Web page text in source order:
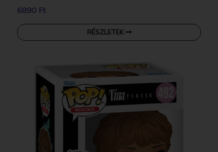
6890 Ft
RÉSZLETEK